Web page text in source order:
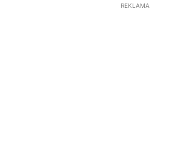
REKLAMA